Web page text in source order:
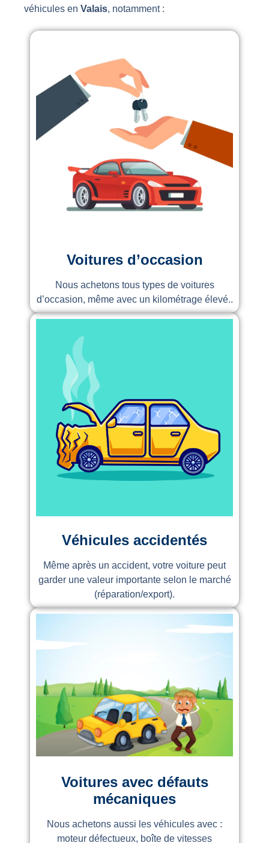
véhicules en Valais, notamment :
Voitures d’occasion
Nous achetons tous types de voitures
d’occasion, même avec un kilométrage élevé..
Véhicules accidentés
Même après un accident, votre voiture peut
garder une valeur importante selon le marché
(réparation/export).
Voitures avec défauts
mécaniques
Nous achetons aussi les véhicules avec :
moteur défectueux, boîte de vitesses